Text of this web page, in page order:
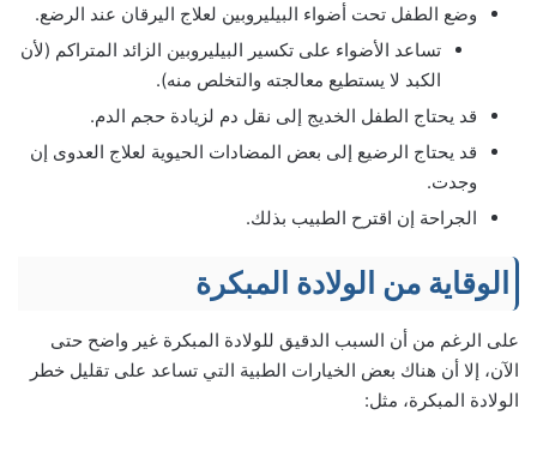
وضع الطفل تحت أضواء البيليروبين لعلاج اليرقان عند الرضع.
تساعد الأضواء على تكسير البيليروبين الزائد المتراكم (لأن
الكبد لا يستطيع معالجته والتخلص منه).
قد يحتاج الطفل الخديج إلى نقل دم لزيادة حجم الدم.
قد يحتاج الرضيع إلى بعض المضادات الحيوية لعلاج العدوى إن
وجدت.
الجراحة إن اقترح الطبيب بذلك.
الوقاية من الولادة المبكرة
على الرغم من أن السبب الدقيق للولادة المبكرة غير واضح حتى
الآن، إلا أن هناك بعض الخيارات الطبية التي تساعد على تقليل خطر
الولادة المبكرة، مثل: